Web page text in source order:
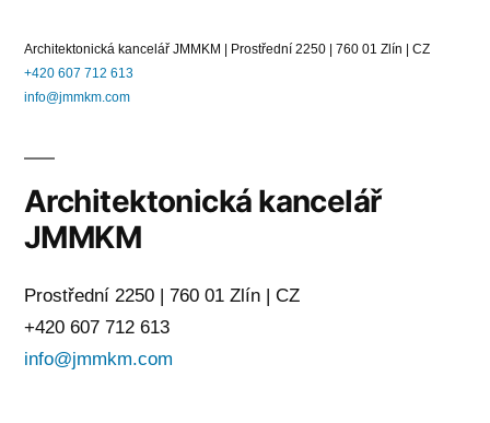
Architektonická kancelář JMMKM | Prostřední 2250 | 760 01 Zlín | CZ
+420 607 712 613
info@jmmkm.com
Architektonická kancelář
JMMKM
Prostřední 2250 | 760 01 Zlín | CZ
+420 607 712 613
info@jmmkm.com